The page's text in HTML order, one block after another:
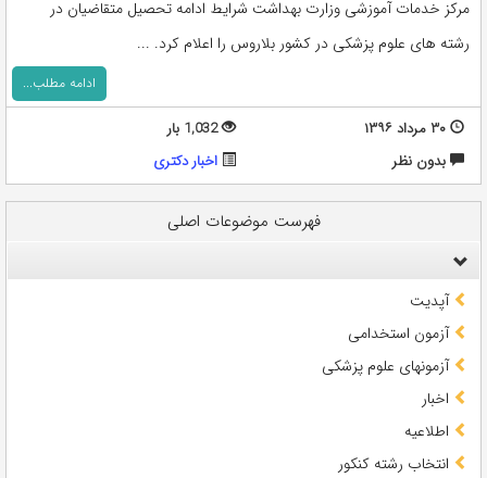
مرکز خدمات آموزشی وزارت بهداشت شرایط ادامه تحصیل متقاضیان در
رشته های علوم پزشکی در کشور بلاروس را اعلام کرد. ...
ادامه مطلب...
۳۰ مرداد ۱۳۹۶
1,032 بار
بدون نظر
اخبار دکتری
فهرست موضوعات اصلی
آپدیت
آزمون استخدامی
آزمونهای علوم پزشکی
اخبار
اطلاعیه
انتخاب رشته کنکور